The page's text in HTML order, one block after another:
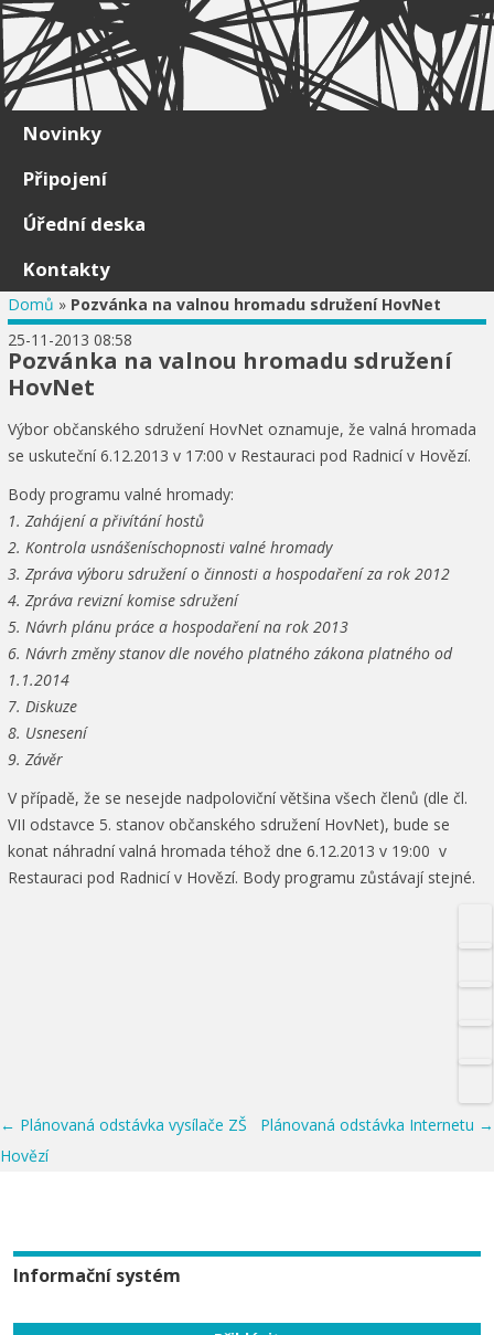
Skip to content
Novinky
Připojení
Úřední deska
Kontakty
Domů » Pozvánka na valnou hromadu sdružení HovNet
25-11-2013 08:58
Pozvánka na valnou hromadu sdružení
HovNet
Výbor občanského sdružení HovNet oznamuje, že valná hromada
se uskuteční 6.12.2013 v 17:00 v Restauraci pod Radnicí v Hovězí.
Body programu valné hromady:
1. Zahájení a přivítání hostů
2. Kontrola usnášeníschopnosti valné hromady
3. Zpráva výboru sdružení o činnosti a hospodaření za rok 2012
4. Zpráva revizní komise sdružení
5. Návrh plánu práce a hospodaření na rok 2013
6. Návrh změny stanov dle nového platného zákona platného od
1.1.2014
7. Diskuze
8. Usnesení
9. Závěr
V případě, že se nesejde nadpoloviční většina všech členů (dle čl.
VII odstavce 5. stanov občanského sdružení HovNet), bude se
konat náhradní valná hromada téhož dne 6.12.2013 v 19:00 v
Restauraci pod Radnicí v Hovězí. Body programu zůstávají stejné.
Post navigation
← Plánovaná odstávka vysílače ZŠ
Hovězí
Plánovaná odstávka Internetu →
Informační systém